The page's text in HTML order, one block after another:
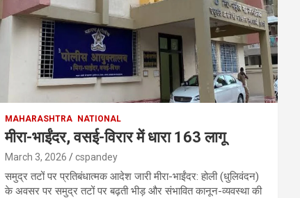
MAHARASHTRA NATIONAL
मीरा-भाईंदर, वसई-विरार में धारा 163 लागू
March 3, 2026 cspandey
समुद्र तटों पर प्रतिबंधात्मक आदेश जारी मीरा-भाईंदर: होली (धुलिवंदन)
के अवसर पर समुद्र तटों पर बढ़ती भीड़ और संभावित कानून-व्यवस्था की